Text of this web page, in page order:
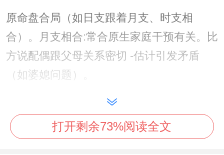
原命盘合局（如日支跟着月支、时支相
合）。月支相合:常合原生家庭干预有关。比
方说配偶跟父母关系密切 -估计引发矛盾
（如婆媳问题）。
时支相合：多指向子女或晚年生活对婚姻的
牵动、比方说因育儿观念分歧带来关系紧
张。
打开剩余73%阅读全文